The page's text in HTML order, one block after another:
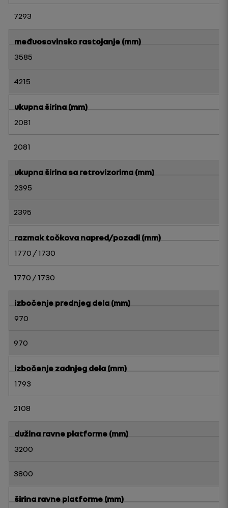
7293
međuosovinsko rastojanje (mm)
3585
4215
ukupna širina (mm)
2081
2081
ukupna širina sa retrovizorima (mm)
2395
2395
razmak točkova napred/pozadi (mm)
1770 / 1730
1770 / 1730
izbočenje prednjeg dela (mm)
970
970
izbočenje zadnjeg dela (mm)
1793
2108
dužina ravne platforme (mm)
3200
3800
širina ravne platforme (mm)